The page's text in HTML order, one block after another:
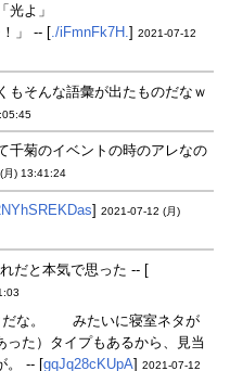
よ」
」 -- [ ./iFmnFk7H. ] 2021-07-12
もそんな語彙が出たものだなｗ
千菊のイベントの時のアレなの
月) 13:41:24
] 2021-07-12 (月)
だと本気で思った -- [
な。
みたいに寝室ネタが
った）タイプもあるから、見当
。 -- [gqJq28cKUpA] 2021-07-12